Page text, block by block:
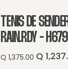
TENIS DE
RAIN.RDY -
Precio
original
Q 1,375.00 Precio
de
Q